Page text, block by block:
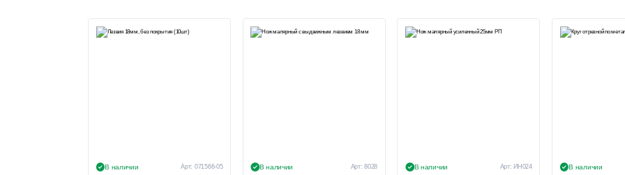
В наличии Арт: 071566-05 В наличии Арт:8028 В наличии Арт: ИН024 В наличии